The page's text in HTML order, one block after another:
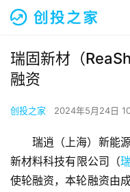
瑞固新材（
融资
创投之家 2024年5月24日
瑞逍（上海）新能
新材料科技有限公司（
使轮融资，本轮融资由